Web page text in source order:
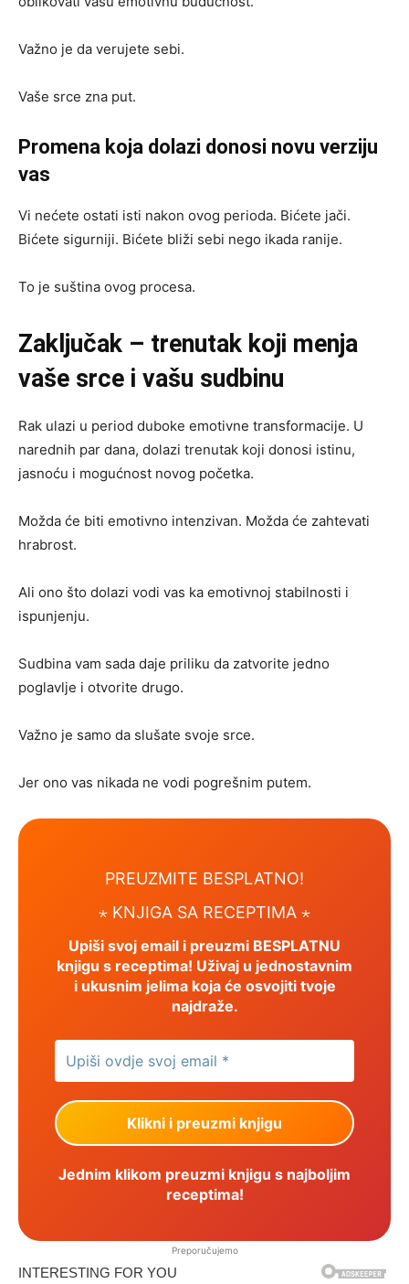
Važno je da verujete sebi.
Vaše srce zna put.
Promena koja dolazi donosi novu verziju
vas
Vi nećete ostati isti nakon ovog perioda. Bićete jači.
Bićete sigurniji. Bićete bliži sebi nego ikada ranije.
To je suština ovog procesa.
Zaključak – trenutak koji menja
vaše srce i vašu sudbinu
Rak ulazi u period duboke emotivne transformacije. U
narednih par dana, dolazi trenutak koji donosi istinu,
jasnoću i mogućnost novog početka.
Možda će biti emotivno intenzivan. Možda će zahtevati
hrabrost.
Ali ono što dolazi vodi vas ka emotivnoj stabilnosti i
ispunjenju.
Sudbina vam sada daje priliku da zatvorite jedno
poglavlje i otvorite drugo.
Važno je samo da slušate svoje srce.
Jer ono vas nikada ne vodi pogrešnim putem.
PREUZMITE BESPLATNO!
⋆ KNJIGA SA RECEPTIMA ⋆
Upiši svoj email i preuzmi BESPLATNU
knjigu s receptima! Uživaj u jednostavnim
i ukusnim jelima koja će osvojiti tvoje
najdraže.
Jednim klikom preuzmi knjigu s najboljim
receptima!
Preporučujemo